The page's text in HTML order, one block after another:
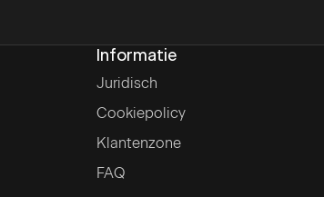
Informatie
Juridisch
Cookiepolicy
Klantenzone
FAQ